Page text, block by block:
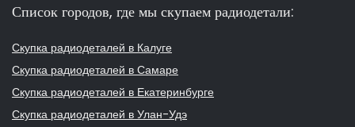
Список городов, где мы скупаем радиодетали:
Скупка радиодеталей в Калуге
Скупка радиодеталей в Самаре
Скупка радиодеталей в Екатеринбурге
Скупка радиодеталей в Улан-Удэ